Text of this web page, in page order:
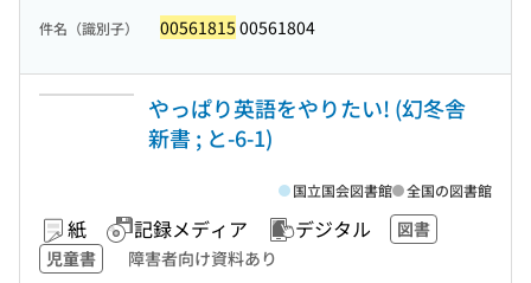
件名（識別子） 00561815 00561804
やっぱり英語をやりたい! (幻冬舎
新書 ; と-6-1)
紙 記録メディア デジタル
図書
児童書
障害者向け資料あり
国立国会図書館 全国の図書館